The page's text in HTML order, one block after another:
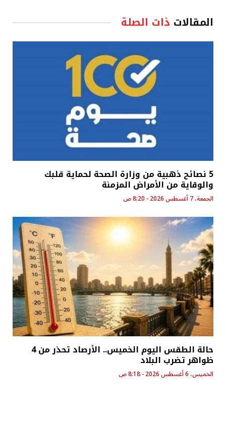
المقالات ذات الصلة
5 نصائح ذهبية من وزارة الصحة لحماية قلبك
والوقاية من الأمراض المزمنة
الجمعة، 7 أغسطس 2026 - 8:20 ص
حالة الطقس اليوم الخميس.. الأرصاد تحذر من 4
ظواهر تضرب البلاد
الخميس، 6 أغسطس 2026 - 8:18 ص